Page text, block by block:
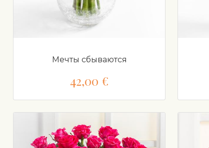
Мечты сбываются
42,00 €